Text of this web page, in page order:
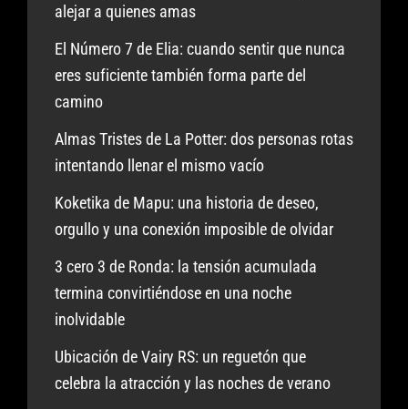
alejar a quienes amas
El Número 7 de Elia: cuando sentir que nunca
eres suficiente también forma parte del
camino
Almas Tristes de La Potter: dos personas rotas
intentando llenar el mismo vacío
Koketika de Mapu: una historia de deseo,
orgullo y una conexión imposible de olvidar
3 cero 3 de Ronda: la tensión acumulada
termina convirtiéndose en una noche
inolvidable
Ubicación de Vairy RS: un reguetón que
celebra la atracción y las noches de verano